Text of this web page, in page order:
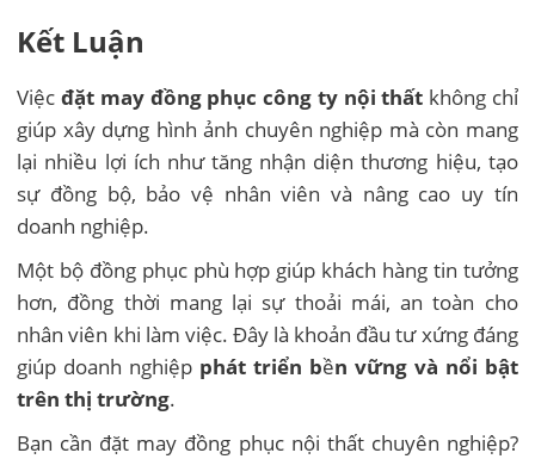
Kết Luận
Việc đặt may đồng phục công ty nội thất không chỉ
giúp xây dựng hình ảnh chuyên nghiệp mà còn mang
lại nhiều lợi ích như tăng nhận diện thương hiệu, tạo
sự đồng bộ, bảo vệ nhân viên và nâng cao uy tín
doanh nghiệp.
Một bộ đồng phục phù hợp giúp khách hàng tin tưởng
hơn, đồng thời mang lại sự thoải mái, an toàn cho
nhân viên khi làm việc. Đây là khoản đầu tư xứng đáng
giúp doanh nghiệp phát triển bền vững và nổi bật
trên thị trường.
Bạn cần đặt may đồng phục nội thất chuyên nghiệp?